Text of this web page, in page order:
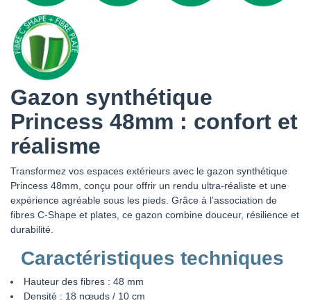
Gazon synthétique
Princess 48mm : confort et
réalisme
Transformez vos espaces extérieurs avec le gazon synthétique
Princess 48mm, conçu pour offrir un rendu ultra-réaliste et une
expérience agréable sous les pieds. Grâce à l’association de
fibres C-Shape et plates, ce gazon combine douceur, résilience et
durabilité.
Caractéristiques techniques
Hauteur des fibres : 48 mm
Densité : 18 nœuds / 10 cm